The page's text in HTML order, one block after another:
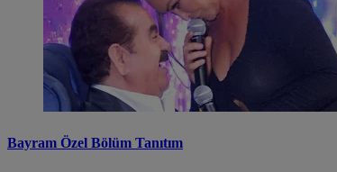
Bayram Özel Bölüm Tanıtım